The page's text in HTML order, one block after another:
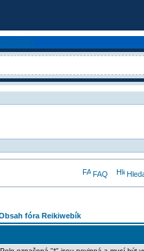
FAQ
fóra Reikiwebík